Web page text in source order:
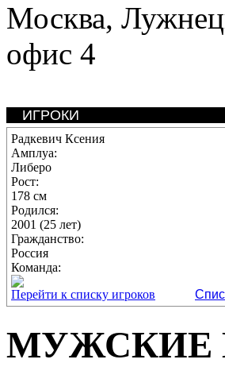
Москва,
офис 4
ИГРОКИ
Радкевич Ксения
Амплуа:
Либеро
Рост:
178 см
Родился:
2001 (25 лет)
Гражданство:
Россия
Команда:
Перейти к списку игроков
МУЖСКИЕ